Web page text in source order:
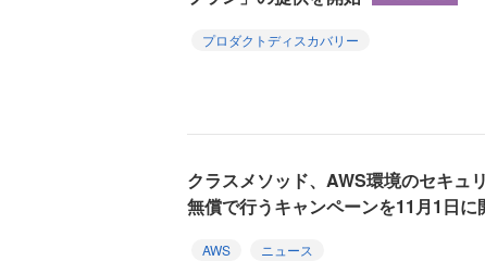
プロダクトディスカバリー
クラスメソッド、AWS環境のセキュ
無償で行うキャンペーンを11月1日に
AWS
ニュース